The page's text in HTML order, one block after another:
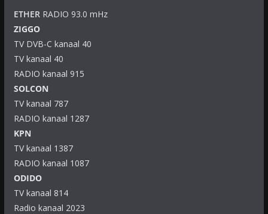
ETHERRADIO 93.0 mHz
ZIGGO
TV DVB-C kanaal 40
TV kanaal 40
RADIO kanaal 915
SOLCON
TV kanaal 787
RADIO kanaal 1287
KPN
TV kanaal 1387
RADIO kanaal 1087
ODIDO
TV kanaal 814
Radio kanaal 2023